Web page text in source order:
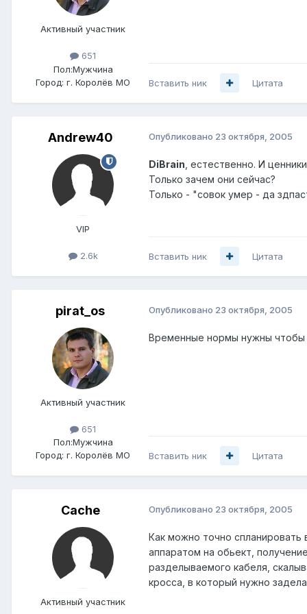
Активный участник
651
Пол:Мужчина
Город: г. Королёв МО Вставить ник Цитата
Andrew40
VIP
2.6k
Опубликовано 23 октября, 2005
DiBrain , естественно. И
Только зачем они сейчас?
Только - "совок умер - да
Вставить ник Цитата
pirat_os
Активный участник
651
Пол:Мужчина
Город: г. Королёв МО
Опубликовано 23 октября, 2005
Временные нормы нужны чтобы
Вставить ник Цитата
Cache
Активный участник
Опубликовано 23 октября, 2005
Как можно точно
аппаратом на обьект,
разделываемого кабеля,
кросса, в который нужно